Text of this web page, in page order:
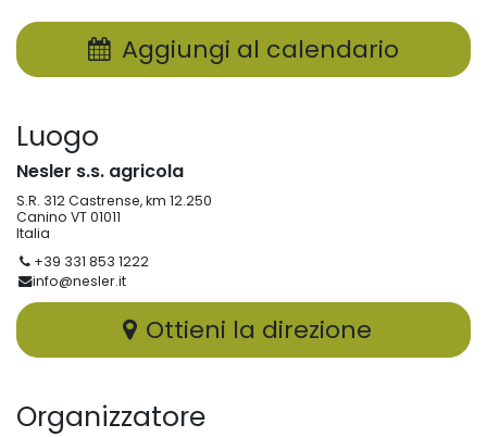
Aggiungi al calendario
Luogo
Nesler s.s. agricola
S.R. 312 Castrense, km 12.250
Canino VT 01011
Italia
+39 331 853 1222
info@nesler.it
Ottieni la direzione
Organizzatore